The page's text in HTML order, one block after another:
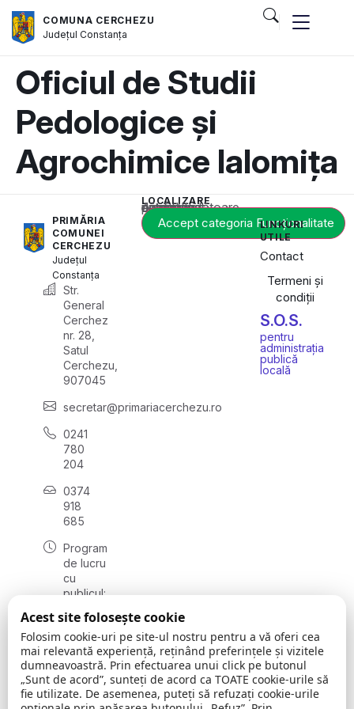
COMUNA CERCHEZU
JudețulConstanța
Oficiul de Studii
Pedologice și
Agrochimice Ialomița
PRIMĂRIA
COMUNEI
CERCHEZU
Județul
Constanța
Str.
General
Cerchez
nr. 28,
Satul
Cerchezu,
907045
secretar@primariacerchezu.ro
0241
780
204
0374
918
685
Program
de lucru
cu
publicul:
08:00 -
16:30
, vineri:
08:00 -
14:00
LOCALIZARE
Acest conținut este blocat până când acceptați categoria corespunzătoare de cookie-uri.
Accept categoria Funcționalitate
LINKURI
UTILE
Contact
Termeni și
condiții
S.O.S.
pentru
administrația
publică
locală
Acest site folosește cookie
Folosim cookie-uri pe site-ul nostru pentru a vă oferi cea
mai relevantă experiență, reținând preferințele și vizitele
dumneavoastră. Prin efectuarea unui click pe butonul
„Sunt de acord”, sunteți de acord ca TOATE cookie-urile să
fie utilizate. De asemenea, puteți să refuzați cookie-urile